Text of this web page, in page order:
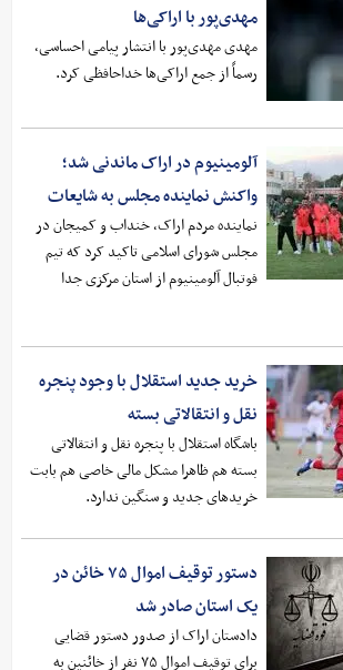
مهدی‌پور با اراکی‌ها
مهدی مهدی‌پور با انتشار پیامی احساسی،
رسماً از جمع اراکی‌ها خداحافظی کرد.
آلومینیوم در اراک ماندنی شد؛
واکنش نماینده مجلس به شایعات
نماینده مردم اراک، خنداب و کمیجان در
مجلس شورای اسلامی تاکید کرد که تیم
فوتبال آلومینیوم از استان مرکزی جدا
خرید جدید استقلال با وجود پنجره
نقل و انتقالاتی بسته
باشگاه استقلال با پنجره نقل و انتقالاتی
بسته هم ظاهرا مشکل مالی خاصی هم بابت
خریدهای جدید و سنگین ندارد.
دستور توقیف اموال ۷۵ خائن در
یک استان صادر شد
دادستان اراک از صدور دستور قضایی
برای توقیف اموال ۷۵ نفر از خائنین به